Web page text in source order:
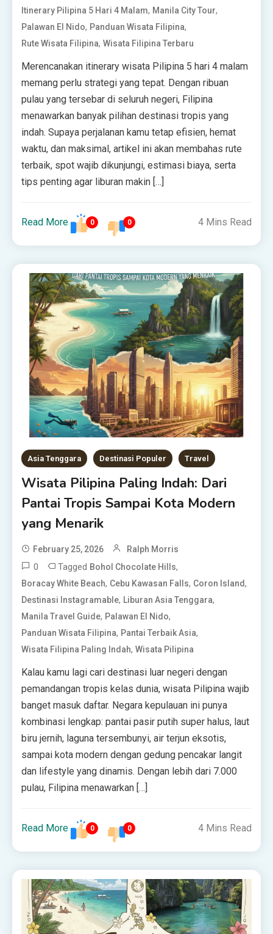
Itinerary Pilipina 5 Hari 4 Malam, Manila City Tour,
Palawan El Nido, Panduan Wisata Filipina,
Rute Wisata Filipina,Wisata Filipina Terbaru
Merencanakan itinerary wisata Pilipina 5 hari 4 malam
memang perlu strategi yang tepat. Dengan ribuan
pulau yang tersebar di seluruh negeri, Filipina
menawarkan banyak pilihan destinasi tropis yang
indah. Supaya perjalanan kamu tetap efisien, hemat
waktu, dan maksimal, artikel ini akan membahas rute
terbaik, spot wajib dikunjungi, estimasi biaya, serta
tips penting agar liburan makin […]
Read More 0 0 4 Mins Read
Asia Tenggara Destinasi Populer Travel
Wisata Pilipina Paling Indah: Dari
Pantai Tropis Sampai Kota Modern
yang Menarik
February 25, 2026 Ralph Morris
0 Tagged Bohol Chocolate Hills,
Boracay White Beach, Cebu Kawasan Falls, Coron Island,
Destinasi Instagramable, Liburan Asia Tenggara,
Manila Travel Guide, Palawan El Nido,
Panduan Wisata Filipina, Pantai Terbaik Asia,
Wisata Filipina Paling Indah,Wisata Pilipina
Kalau kamu lagi cari destinasi luar negeri dengan
pemandangan tropis kelas dunia, wisata Pilipina wajib
banget masuk daftar. Negara kepulauan ini punya
kombinasi lengkap: pantai pasir putih super halus, laut
biru jernih, laguna tersembunyi, air terjun eksotis,
sampai kota modern dengan gedung pencakar langit
dan lifestyle yang dinamis. Dengan lebih dari 7.000
pulau, Filipina menawarkan […]
Read More 0 0 4 Mins Read